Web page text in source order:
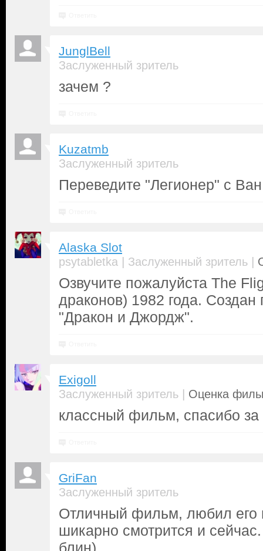
JunglBell
Заслуженный зритель
зачем ?
Kuzatmb
Заслуженный зритель
Переведите "Легионер" с
Alaska Slot
psytabletka | Заслуженный зритель |
Озвучите пожалуйста The
драконов) 1982 года. Создан
"Дракон и Джордж".
Exigoll
Заслуженный зритель | Оценка
классный фильм, спасибо за
GriFan
Заслуженный зритель
Отличный фильм, любил его
шикарно смотрится и
блин)